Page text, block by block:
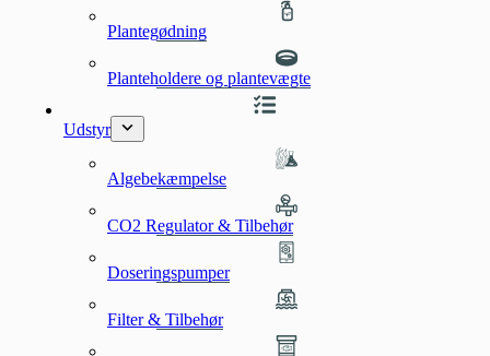
Plantegødning
Planteholdere og plantevægte
Udstyr
Algebekæmpelse
CO2 Regulator & Tilbehør
Doseringspumper
Filter & Tilbehør